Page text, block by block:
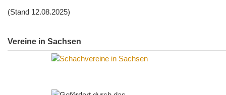
(Stand 12.08.2025)
Vereine in Sachsen